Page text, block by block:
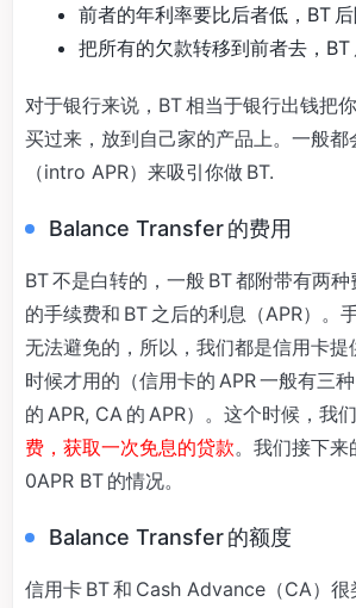
前者的年利率要比后者低，BT
把所有的欠款转移到前者去，BT
对于银行来说，BT 相当于银行出钱把
买过来，放到自己家的产品上。一般
（intro APR）来吸引你做 BT.
Balance Transfer 的费用
BT 不是白转的，一般 BT 都附带有两
的手续费和 BT 之后的利息（APR）。
无法避免的，所以，我们都是信用卡提
时候才用的（信用卡的 APR 一般有三
的 APR, CA 的 APR）。这个时候，我
费，获取一次免息的贷款。我们接下
0APR BT 的情况。
Balance Transfer 的额度
信用卡 BT 和 Cash Advance（CA）